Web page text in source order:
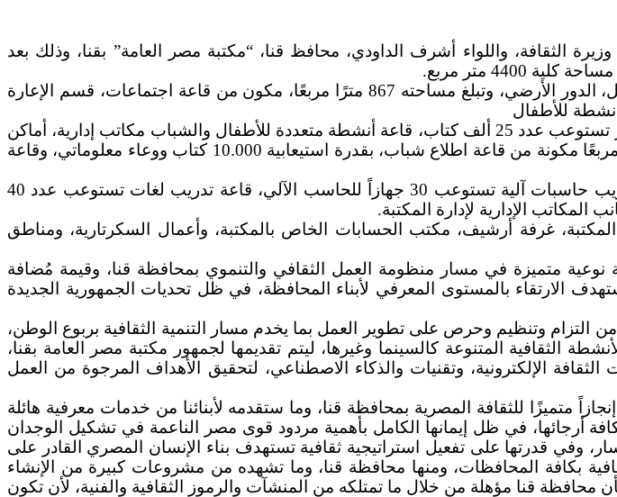
نيفين الكيلاني، وزيرة الثقافة، واللواء أشرف الداودي، محافظ قنا، “مكتبة مصر العامة” بقنا، وذلك بعد
حيث تفقدت وزيرة الثقافة، ومحافظ قنا، مبنى المكتبة المكون من أربعة طوابق تشمل، الدور الأرضي، وتبلغ مساحته 867 مترًا مربعًا، مكون من قاعة اجتماعات، قسم الإعارة
والطابق الأول، ويضم مكتبة للكبار، تبلغ مساحتها 817.50 مترا مربعًا، قاعة اطلاع للكبار تستوعب عدد 25 ألف كتاب، قاعة أنشطة متعددة للأطفال والشباب مكاتب إدارية، أماكن
استقبال الجمهور، والطابق الثاني ويشمل مكتبة الشباب، وتبلغ مساحتها 817.50 متراً مربعًا مكونة من قاعة اطلاع شباب، بقدرة استيعابية 10.000 كتاب ووعاء معلوماتي، وقاعة
كما تفقدت الطابق الثالث والذي يضم قاعات متعددة الاستخدام مكونة من، قاعة تدريب حاسبات آلية تستوعب 30 جهازاً للحاسب الآلي، قاعة تدريب لغات تستوعب عدد 40
الإدارية لإدارة المكتبة.
غرفة أرشيف، مكتب الحسابات الخاص بالمكتبة، وأعمال السكرتارية، ومناطق
نوعية متميزة في مسار منظومة العمل الثقافي والتنموي بمحافظة قنا، وقيمة مُضافة
الارتقاء بالمستوى المعرفي لأبناء المحافظة، في ظل تحديات الجمهورية الجديدة
التزام وتنظيم وحرص على تطوير العمل بما يخدم مسار التنمية الثقافية بربوع الوطن،
الثقافية المتنوعة كالسينما وغيرها، ليتم تقديمها لجمهور مكتبة مصر العامة بقنا،
الإلكترونية، وتقنيات والذكاء الاصطناعي، لتحقيق الأهداف المرجوة من العمل
متميزًا للثقافة المصرية بمحافظة قنا، وما ستقدمه لأبنائنا من خدمات معرفية هائلة
أرجائها، في ظل إيمانها الكامل بأهمية مردود قوى مصر الناعمة في تشكيل الوجدان
وفي قدرتها على تفعيل استراتيجية ثقافية تستهدف بناء الإنسان المصري القادر على
بكافة المحافظات، ومنها محافظة قنا، وما تشهده من مشروعات كبيرة من الإنشاء
محافظة قنا مؤهلة من خلال ما تمتلكه من المنشآت والرموز الثقافية والفنية، لأن تكون